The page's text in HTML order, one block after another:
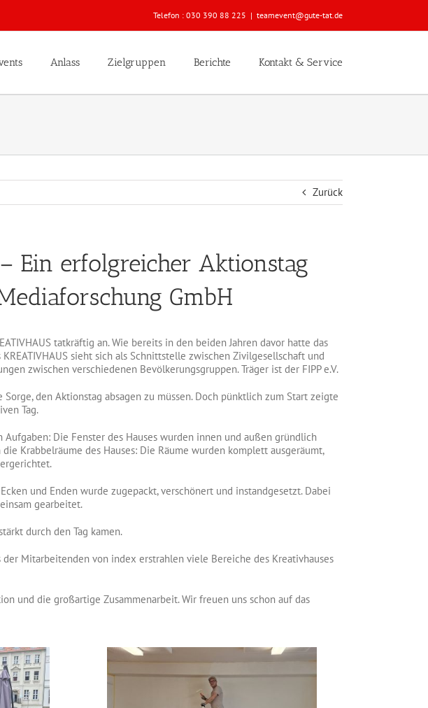
Telefon : 030 390 88 225 | teamevent@gute-tat.de
Anlass Zielgruppen Berichte Kontakt & Service
Zurück
Ein erfolgreicher Aktionstag
GmbH
tatkräftig an. Wie bereits in den beiden Jahren davor hatte das
sieht sich als Schnittstelle zwischen Zivilgesellschaft und
zwischen verschiedenen Bevölkerungsgruppen. Träger ist der FIPP e.V.
den Aktionstag absagen zu müssen. Doch pünktlich zum Start zeigte
Tag.
Die Fenster des Hauses wurden innen und außen gründlich
Krabbelräume des Hauses: Die Räume wurden komplett ausgeräumt,
und Enden wurde zugepackt, verschönert und instandgesetzt. Dabei
gearbeitet.
durch den Tag kamen.
Mitarbeitenden von index erstrahlen viele Bereiche des Kreativhauses
und die großartige Zusammenarbeit. Wir freuen uns schon auf das